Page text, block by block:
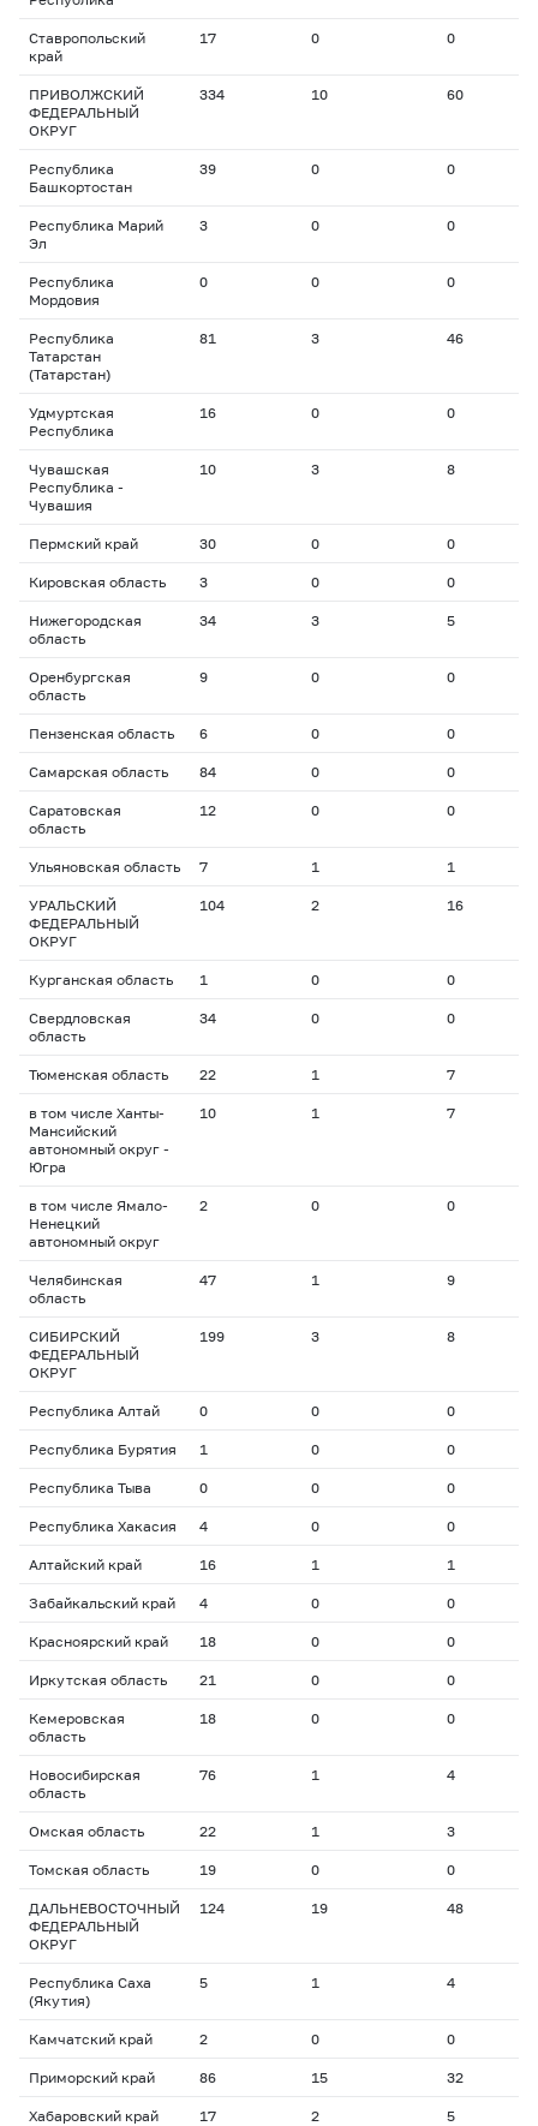
Ставропольский
край
17 0 0
ПРИВОЛЖСКИЙ
ФЕДЕРАЛЬНЫЙ
ОКРУГ
334 10 60
Республика
Башкортостан
39 0 0
Республика Марий
Эл
3 0 0
Республика
Мордовия
0 0 0
Республика
Татарстан
(Татарстан)
81 3 46
Удмуртская
Республика
16 0 0
Чувашская
Республика -
Чувашия
10 3 8
Пермский край 30 0 0
Кировская область 3 0 0
Нижегородская
область
34 3 5
Оренбургская
область
9 0 0
Пензенская область 6 0 0
Самарская область 84 0 0
Саратовская
область
12 0 0
Ульяновская область 7 1 1
УРАЛЬСКИЙ
ФЕДЕРАЛЬНЫЙ
ОКРУГ
104 2 16
Курганская область 1 0 0
Свердловская
область
34 0 0
Тюменская область 22 1 7
в том числе Ханты-
Мансийский
автономный округ -
Югра
10 1 7
в том числе Ямало-
Ненецкий
автономный округ
2 0 0
Челябинская
область
47 1 9
СИБИРСКИЙ
ФЕДЕРАЛЬНЫЙ
ОКРУГ
199 3 8
Республика Алтай 0 0 0
Республика Бурятия 1 0 0
Республика Тыва 0 0 0
Республика Хакасия 4 0 0
Алтайский край 16 1 1
Забайкальский край 4 0 0
Красноярский край 18 0 0
Иркутская область 21 0 0
Кемеровская
область
18 0 0
Новосибирская
область
76 1 4
Омская область 22 1 3
Томская область 19 0 0
ДАЛЬНЕВОСТОЧНЫЙ
ФЕДЕРАЛЬНЫЙ
ОКРУГ
124 19 48
Республика Саха
(Якутия)
5 1 4
Камчатский край 2 0 0
Приморский край 86 15 32
Хабаровский край 17 2 5